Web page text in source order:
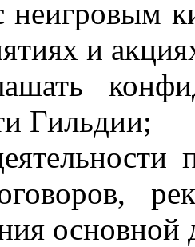
неигровым
и
Гильдии;
основной